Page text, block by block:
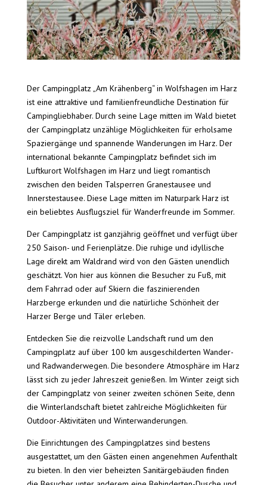
Der Campingplatz „Am Krähenberg“ in Wolfshagen im Harz
ist eine attraktive und familienfreundliche Destination für
Campingliebhaber. Durch seine Lage mitten im Wald bietet
der Campingplatz unzählige Möglichkeiten für erholsame
Spaziergänge und spannende Wanderungen im Harz. Der
international bekannte Campingplatz befindet sich im
Luftkurort Wolfshagen im Harz und liegt romantisch
zwischen den beiden Talsperren Granestausee und
Innerstestausee. Diese Lage mitten im Naturpark Harz ist
ein beliebtes Ausflugsziel für Wanderfreunde im Sommer.
Der Campingplatz ist ganzjährig geöffnet und verfügt über
250 Saison- und Ferienplätze. Die ruhige und idyllische
Lage direkt am Waldrand wird von den Gästen unendlich
geschätzt. Von hier aus können die Besucher zu Fuß, mit
dem Fahrrad oder auf Skiern die faszinierenden
Harzberge erkunden und die natürliche Schönheit der
Harzer Berge und Täler erleben.
Entdecken Sie die reizvolle Landschaft rund um den
Campingplatz auf über 100 km ausgeschilderten Wander-
und Radwanderwegen. Die besondere Atmosphäre im Harz
lässt sich zu jeder Jahreszeit genießen. Im Winter zeigt sich
der Campingplatz von seiner zweiten schönen Seite, denn
die Winterlandschaft bietet zahlreiche Möglichkeiten für
Outdoor-Aktivitäten und Winterwanderungen.
Die Einrichtungen des Campingplatzes sind bestens
ausgestattet, um den Gästen einen angenehmen Aufenthalt
zu bieten. In den vier beheizten Sanitärgebäuden finden